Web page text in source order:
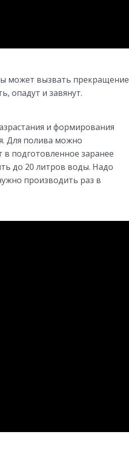
может вызвать прекращение
опадут и завянут.
и формирования
Для полива можно
подготовленное заранее
до 20 литров воды. Надо
производить раз в